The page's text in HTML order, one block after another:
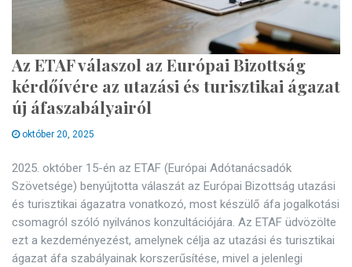
Az ETAF válaszol az Európai Bizottság
kérdőívére az utazási és turisztikai ágazat
új áfaszabályairól
október 20, 2025
2025. október 15-én az ETAF (Európai Adótanácsadók
Szövetsége) benyújtotta válaszát az Európai Bizottság utazási
és turisztikai ágazatra vonatkozó, most készülő áfa jogalkotási
csomagról szóló nyilvános konzultációjára. Az ETAF üdvözölte
ezt a kezdeményezést, amelynek célja az utazási és turisztikai
ágazat áfa szabályainak korszerűsítése, mivel a jelenlegi